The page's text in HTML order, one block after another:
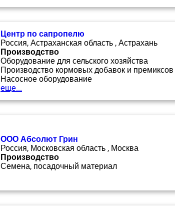
Центр по сапропелю
Россия, Астраханская область , Астрахань
Производство
Оборудование для сельского хозяйства
Производство кормовых добавок и премиксов
Насосное оборудование
еще...
ООО Абсолют Грин
Россия, Московская область , Москва
Производство
Семена, посадочный материал